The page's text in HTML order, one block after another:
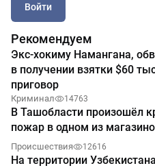
Войти
Рекомендуем
Экс-хокиму Намангана,
в получении взятки $60
приговор
Криминал 14763
В Ташобласти произошёл
пожар в одном из
Происшествия 12616
На территории Узбекистана